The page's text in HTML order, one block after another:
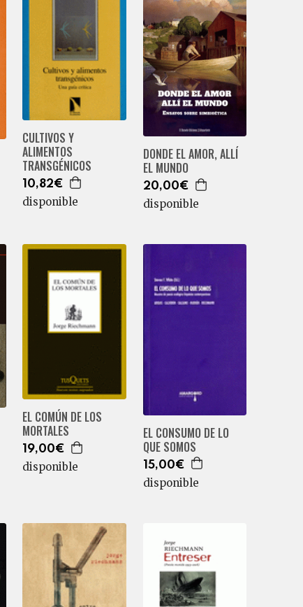
CULTIVOS Y
ALIMENTOS
TRANSGÉNICOS
10,82€
disponible
DONDE EL AMOR, ALLÍ
EL MUNDO
20,00€
disponible
EL COMÚN DE LOS
MORTALES
19,00€
disponible
EL CONSUMO DE LO
QUE SOMOS
15,00€
disponible